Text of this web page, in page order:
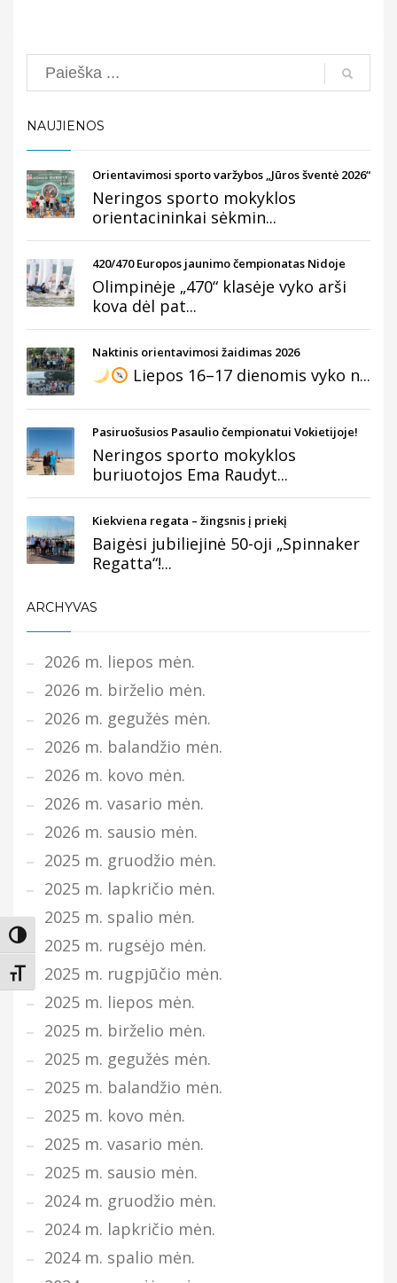
Įjungti didesnį kontrastą
Keisti teksto dydį
Search
NAUJIENOS
Orientavimosi sporto varžybos „Jūros šventė 2026“
Neringos sporto mokyklos
orientacininkai sėkmin...
420/470 Europos jaunimo čempionatas Nidoje
Olimpinėje „470“ klasėje vyko arši
kova dėl pat...
Naktinis orientavimosi žaidimas 2026
Liepos 16–17 dienomis vyko n...
Pasiruošusios Pasaulio čempionatui Vokietijoje!
Neringos sporto mokyklos
buriuotojos Ema Raudyt...
Kiekviena regata – žingsnis į priekį
Baigėsi jubiliejinė 50-oji „Spinnaker
Regatta“!...
ARCHYVAS
2026 m. liepos mėn.
2026 m. birželio mėn.
2026 m. gegužės mėn.
2026 m. balandžio mėn.
2026 m. kovo mėn.
2026 m. vasario mėn.
2026 m. sausio mėn.
2025 m. gruodžio mėn.
2025 m. lapkričio mėn.
2025 m. spalio mėn.
2025 m. rugsėjo mėn.
2025 m. rugpjūčio mėn.
2025 m. liepos mėn.
2025 m. birželio mėn.
2025 m. gegužės mėn.
2025 m. balandžio mėn.
2025 m. kovo mėn.
2025 m. vasario mėn.
2025 m. sausio mėn.
2024 m. gruodžio mėn.
2024 m. lapkričio mėn.
2024 m. spalio mėn.